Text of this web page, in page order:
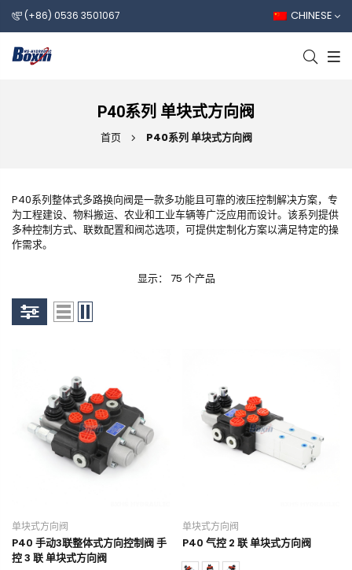
(+86) 0536 3501067 CHINESE
P40系列 单块式方向阀
首页 P40系列 单块式方向阀
P40系列整体式多路换向阀是一款多功能且可靠的液压控制解决方案，专
为工程建设、物料搬运、农业和工业车辆等广泛应用而设计。该系列提供
多种控制方式、联数配置和阀芯选项，可提供定制化方案以满足特定的操
作需求。
显示： 75 个产品
单块式方向阀
P40 手动3联整体式方向控制阀 手
控 3 联 单块式方向阀
单块式方向阀
P40 气控 2 联 单块式方向阀